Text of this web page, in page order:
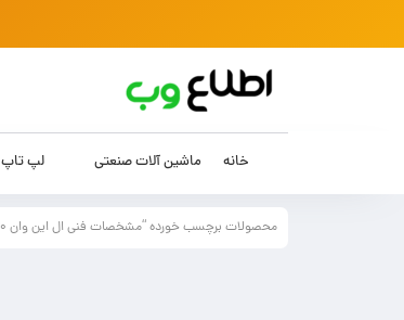
خانه ماشین آلات صنعتی لپ تاپ
محصولات برچسب خورده “مشخصات فنی ال این وان Lenovo AIO 520”